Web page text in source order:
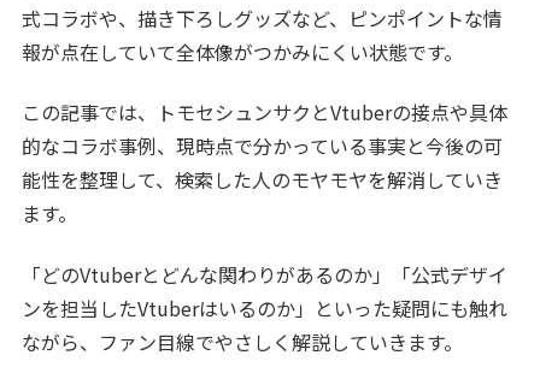
式コラボや、描き下ろしグッズなど、ピンポイントな情
報が点在していて全体像がつかみにくい状態です。
この記事では、トモセシュンサクとVtuberの接点や具体
的なコラボ事例、現時点で分かっている事実と今後の可
能性を整理して、検索した人のモヤモヤを解消していき
ます。
「どのVtuberとどんな関わりがあるのか」「公式デザイ
ンを担当したVtuberはいるのか」といった疑問にも触れ
ながら、ファン目線でやさしく解説していきます。